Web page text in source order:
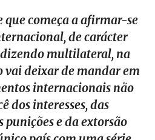
que começa a afirmar-se
de carácter
multilateral, na
vai deixar de mandar em
internacionais não
dos interesses, das
e da extorsão